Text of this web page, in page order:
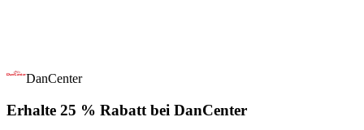
DanCenter
Erhalte 25 % Rabatt bei DanCenter